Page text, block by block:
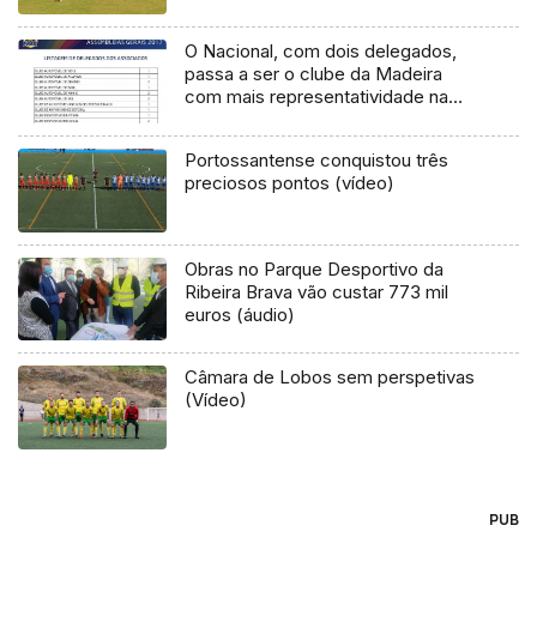
O Nacional, com dois delegados,
passa a ser o clube da Madeira
com mais representatividade na
Portossantense conquistou três
preciosos pontos (vídeo)
Obras no Parque Desportivo da
Ribeira Brava vão custar 773 mil
euros (áudio)
Câmara de Lobos sem perspetivas
(Vídeo)
PUB